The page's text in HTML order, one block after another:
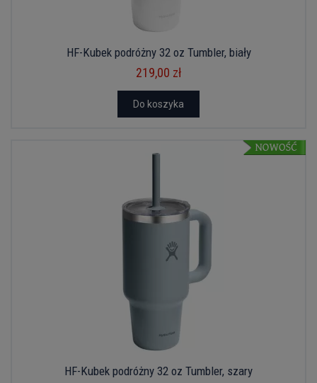
HF-Kubek podróżny 32 oz Tumbler, biały
219,00 zł
Do koszyka
HF-Kubek podróżny 32 oz Tumbler, szary